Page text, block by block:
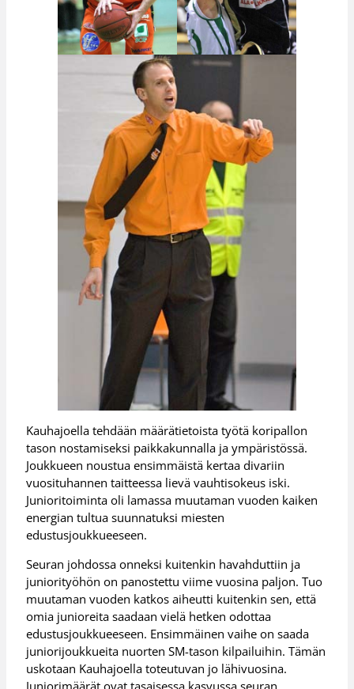
Kauhajoella tehdään määrätietoista työtä koripallon
tason nostamiseksi paikkakunnalla ja ympäristössä.
Joukkueen noustua ensimmäistä kertaa divariin
vuosituhannen taitteessa lievä vauhtisokeus iski.
Junioritoiminta oli lamassa muutaman vuoden kaiken
energian tultua suunnatuksi miesten
edustusjoukkueeseen.
Seuran johdossa onneksi kuitenkin havahduttiin ja
juniorityöhön on panostettu viime vuosina paljon. Tuo
muutaman vuoden katkos aiheutti kuitenkin sen, että
omia junioreita saadaan vielä hetken odottaa
edustusjoukkueeseen. Ensimmäinen vaihe on saada
juniorijoukkueita nuorten SM-tason kilpailuihin. Tämän
uskotaan Kauhajoella toteutuvan jo lähivuosina.
Juniorimäärät ovat tasaisessa kasvussa seuran